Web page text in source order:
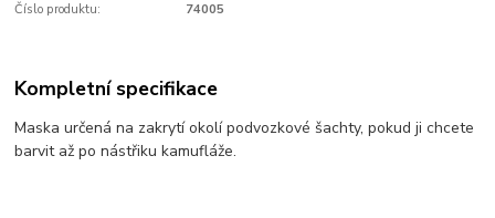
Číslo produktu: 74005
Kompletní specifikace
Maska určená na zakrytí okolí podvozkové šachty, pokud ji chcete
barvit až po nástřiku kamufláže.